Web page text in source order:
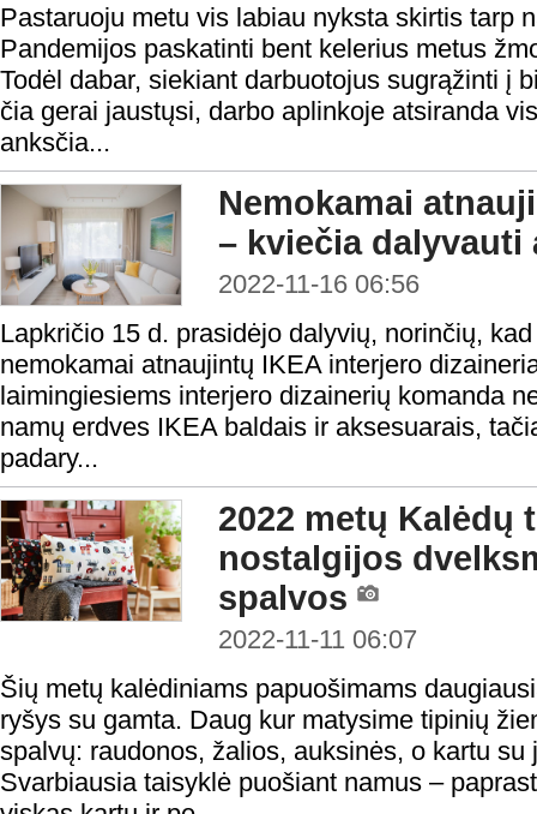
Pastaruoju metu vis labiau nyksta skirtis tarp
Pandemijos paskatinti bent kelerius metus
Todėl dabar, siekiant darbuotojus sugrąžinti į
čia gerai jaustųsi, darbo aplinkoje atsiranda
anksčia...
Nemokamai
– kviečia dalyvauti
2022-11-16 06:56
Lapkričio 15 d. prasidėjo dalyvių, norinčių,
nemokamai atnaujintų IKEA interjero
laimingiesiems interjero dizainerių komanda
namų erdves IKEA baldais ir aksesuarais,
padary...
2022 metų Kalėdų
nostalgijos
spalvos
2022-11-11 06:07
Šių metų kalėdiniams papuošimams
ryšys su gamta. Daug kur matysime tipinių
spalvų: raudonos, žalios, auksinės, o kartu su
Svarbiausia taisyklė puošiant namus –